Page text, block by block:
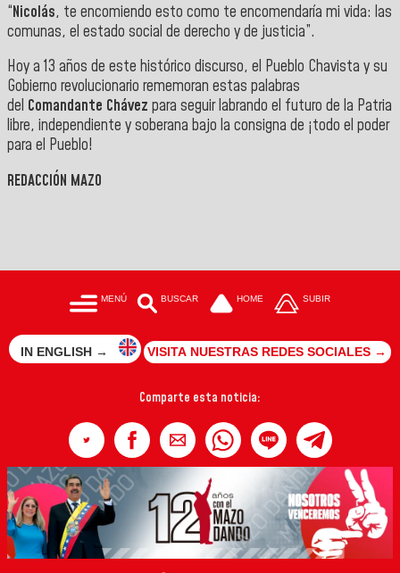
“Nicolás, te encomiendo esto como te encomendaría mi vida: las
comunas, el estado social de derecho y de justicia”.
Hoy a 13 años de este histórico discurso, el Pueblo Chavista y su
Gobierno revolucionario rememoran estas palabras
del Comandante Chávez para seguir labrando el futuro de la Patria
libre, independiente y soberana bajo la consigna de ¡todo el poder
para el Pueblo!
REDACCIÓN MAZO
MENÚ BUSCAR HOME SUBIR
IN ENGLISH → VISITA NUESTRAS REDES SOCIALES →
Comparte esta noticia: